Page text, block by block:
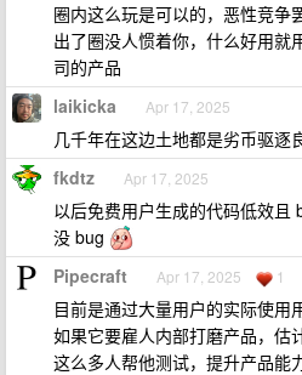
圈内这么玩是可以的，恶性竞争
出了圈没人惯着你，什么好用就
司的产品
laikicka Apr 17, 2025
几千年在这边土地都是劣币驱逐
fkdtz Apr 17, 2025
以后免费用户生成的代码低效且
没 bug
Pipecraft Apr 17, 2025 1
目前是通过大量用户的实际使用
如果它要雇人内部打磨产品，估
这么多人帮他测试，提升产品能